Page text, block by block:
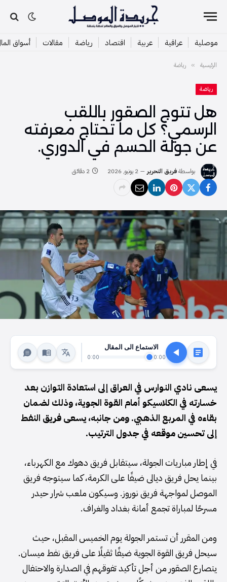
موصلية عراقية عربية اقتصاد رياضة مقالات أسواق
الرئيسية » رياضة
رياضة
هل تتوج الصقور باللقب
الرسمي؟ كل ما تحتاج معرفته
عن جولة الحسم في الدوري.
بواسطةفريق التحرير 2 يونيو, 2026 2 دقائق
الاستماع الى المقال
0:00
0:00
يسعى نادي النوارس في العراق إلى استعادة التوازن بعد
خسارته في الكلاسيكو أمام القوة الجوية، وذلك لضمان
بقاءه في المربع الذهبي. ومن جانبه، يسعى فريق النفط
إلى تحسين موقعه في جدول الترتيب.
في إطار مباريات الجولة، سيتقابل فريق دهوك مع الكهرباء،
بينما يحل فريق ديالى ضيفًا على الكرمة، كما سيتوجه فريق
الموصل لمواجهة فريق نوروز. وسيكون ملعب شرار حيدر
مسرحًا لمباراة تجمع أمانة بغداد والغراف.
ومن المقرر أن تستمر الجولة يوم الخميس المقبل، حيث
سيحل فريق القوة الجوية ضيفًا ثقيلًا على فريق نفط ميسان.
يتصارع الصقور من أجل تأكيد تفوقهم في الصدارة والاحتفال